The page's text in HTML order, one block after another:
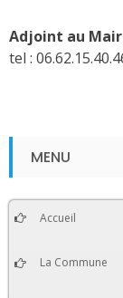
Adjoint au
tel :
MENU
Accueil
La Commune